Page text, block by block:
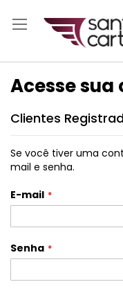
Acesse sua
Clientes
Se você tiver uma
mail e senha.
E-mail
Senha